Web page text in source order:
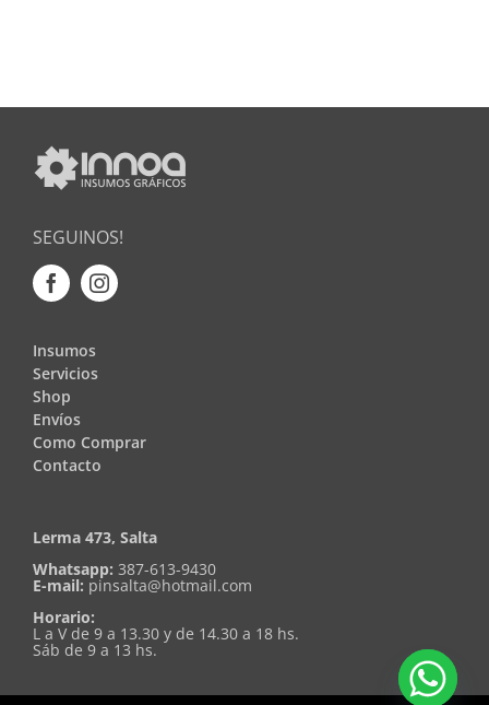
SEGUINOS!
Insumos
Servicios
Shop
Envíos
Como Comprar
Contacto
Lerma 473, Salta
Whatsapp: 387-613-9430
E-mail: pinsalta@hotmail.com
Horario:
L a V de 9 a 13.30 y de 14.30 a 18 hs.
Sáb de 9 a 13 hs.